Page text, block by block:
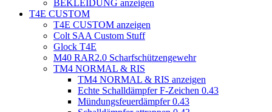
BEKLEIDUNG anzeigen
T4E CUSTOM
T4E CUSTOM anzeigen
Colt SAA Custom Stuff
Glock T4E
M40 RAR2.0 Scharfschützengewehr
TM4 NORMAL & RIS
TM4 NORMAL & RIS anzeigen
Echte Schalldämpfer F-Zeichen 0.43
Mündungsfeuerdämpfer 0.43